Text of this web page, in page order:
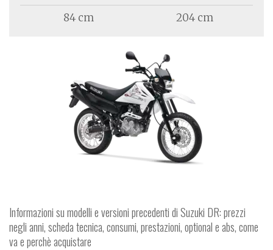
84 cm 204 cm
Informazioni su modelli e versioni precedenti di Suzuki DR: prezzi
negli anni, scheda tecnica, consumi, prestazioni, optional e abs, come
va e perchè acquistare